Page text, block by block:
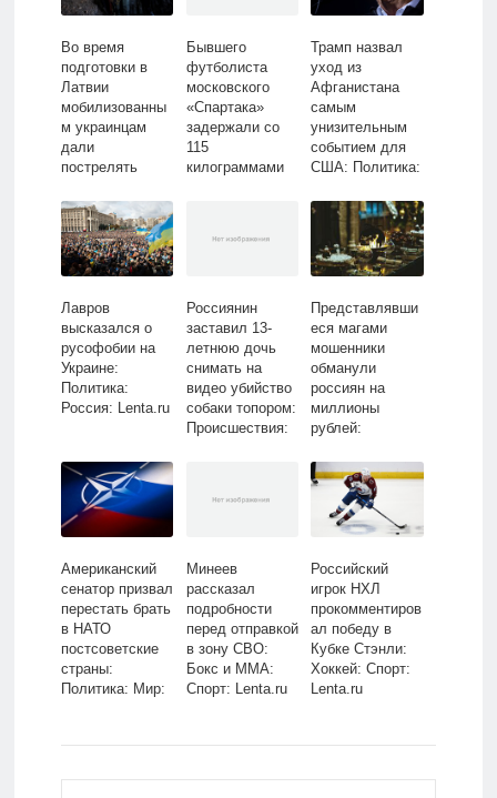
Во время
подготовки в
Латвии
мобилизованны
м украинцам
дали
пострелять
Бывшего
футболиста
московского
«Спартака»
задержали со
115
килограммами
Трамп назвал
уход из
Афганистана
самым
унизительным
событием для
США: Политика:
Лавров
высказался о
русофобии на
Украине:
Политика:
Россия: Lenta.ru
Россиянин
заставил 13-
летнюю дочь
снимать на
видео убийство
собаки топором:
Происшествия:
Представлявши
еся магами
мошенники
обманули
россиян на
миллионы
рублей:
суд: Силовые
структуры:
Lenta.ru
Американский
сенатор призвал
перестать брать
в НАТО
постсоветские
страны:
Политика: Мир:
Минеев
рассказал
подробности
перед отправкой
в зону СВО:
Бокс и ММА:
Спорт: Lenta.ru
Российский
игрок НХЛ
прокомментиров
ал победу в
Кубке Стэнли:
Хоккей: Спорт:
Lenta.ru